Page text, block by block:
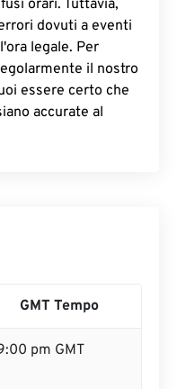
orari. Tuttavia,
dovuti a eventi
legale. Per
il nostro
essere certo che
accurate al
GMT Tempo
pm GMT